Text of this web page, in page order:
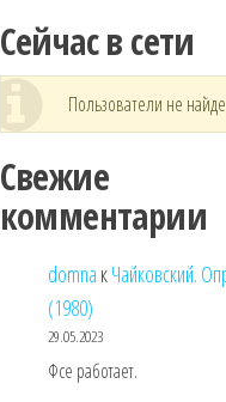
Сейчас в сети
Пользователи не
Свежие
комментарии
domna кЧайковский.
(1980)
29.05.2023
Фсе работает.